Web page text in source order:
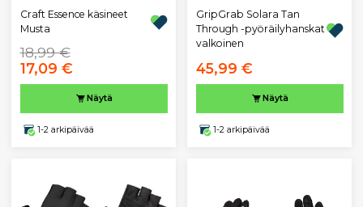
Craft Essence käsineet
Musta
18,99 €
17,09 €
Näytä
1-2 arkipäivää
GripGrab Solara Tan
Through -pyöräilyhanskat
valkoinen
45,99 €
Näytä
1-2 arkipäivää